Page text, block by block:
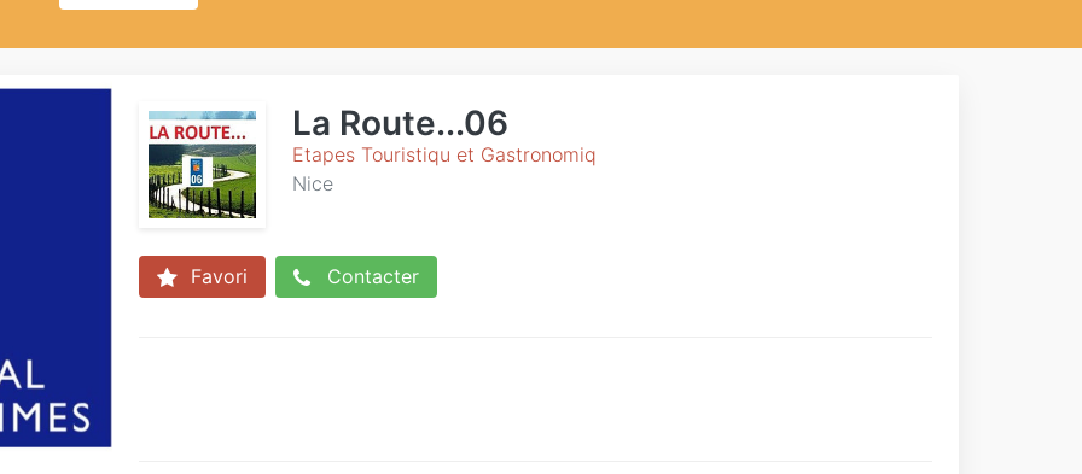
La Route...06
Etapes Touristiqu et Gastronomiq
Nice
Favori Contacter